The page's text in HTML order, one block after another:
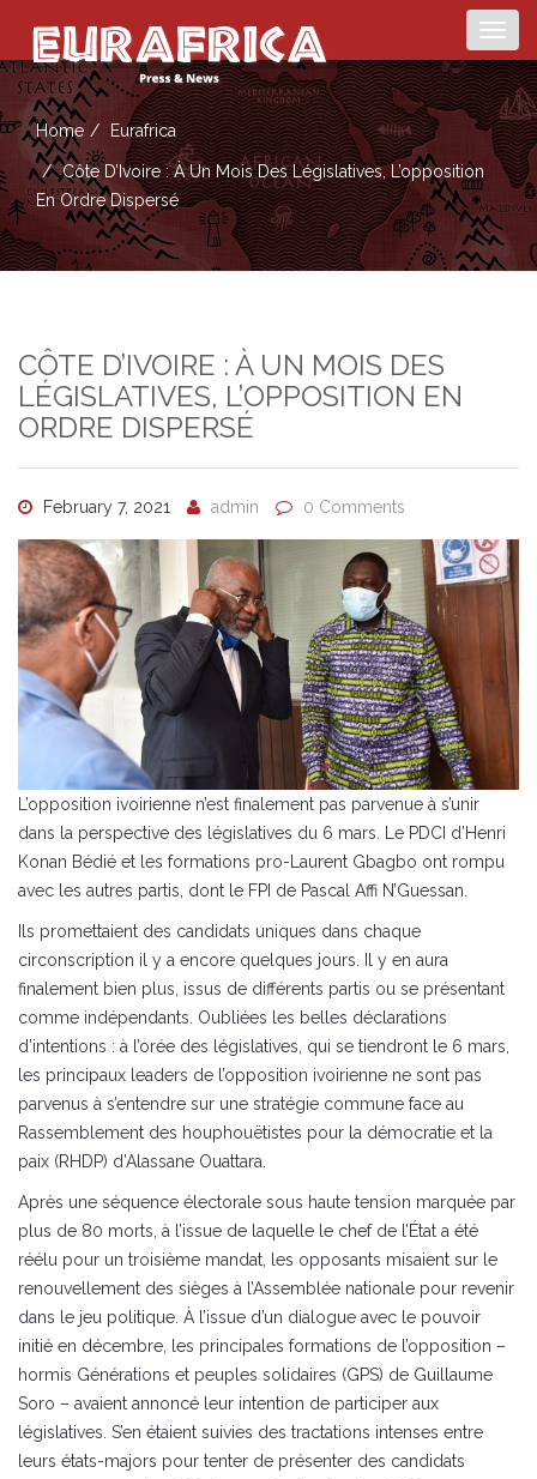
Home Eurafrica
Côte D’Ivoire : À Un Mois Des Législatives, L’opposition
En Ordre Dispersé
CÔTE D’IVOIRE : À UN MOIS DES
LÉGISLATIVES, L’OPPOSITION EN
ORDRE DISPERSÉ
February 7, 2021 admin 0 Comments
L’opposition ivoirienne n’est finalement pas parvenue à s’unir
dans la perspective des législatives du 6 mars. Le PDCI d’Henri
Konan Bédié et les formations pro-Laurent Gbagbo ont rompu
avec les autres partis, dont le FPI de Pascal Affi N’Guessan.
Ils promettaient des candidats uniques dans chaque
circonscription il y a encore quelques jours. Il y en aura
finalement bien plus, issus de différents partis ou se présentant
comme indépendants. Oubliées les belles déclarations
d’intentions : à l’orée des législatives, qui se tiendront le 6 mars,
les principaux leaders de l’opposition ivoirienne ne sont pas
parvenus à s’entendre sur une stratégie commune face au
Rassemblement des houphouëtistes pour la démocratie et la
paix (RHDP) d’Alassane Ouattara.
Après une séquence électorale sous haute tension marquée par
plus de 80 morts, à l’issue de laquelle le chef de l’État a été
réélu pour un troisième mandat, les opposants misaient sur le
renouvellement des sièges à l’Assemblée nationale pour revenir
dans le jeu politique. À l’issue d’un dialogue avec le pouvoir
initié en décembre, les principales formations de l’opposition –
hormis Générations et peuples solidaires (GPS) de Guillaume
Soro – avaient annoncé leur intention de participer aux
législatives. S’en étaient suivies des tractations intenses entre
leurs états-majors pour tenter de présenter des candidats